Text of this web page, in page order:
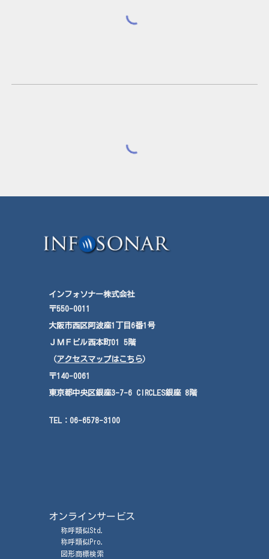
インフォソナー株式会社
〒550-0011
大阪市西区阿波座1 丁目6番1 号
ＪＭＦ ビル西本町01 5階
（アクセスマップはこちら）
〒140-0061
東京都中央区銀座3-7-6 CIRCLES銀座 8階
TEL：06-6578-3100
オンラインサービス
称呼類似Std.
称呼類似Pro.
図形商標検索